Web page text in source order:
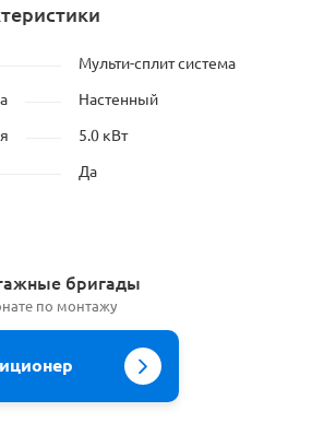
Мульти-сплит система
Настенный
5.0 кВт
Да
бригады
по монтажу